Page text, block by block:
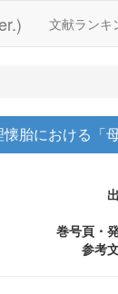
文献ランキ
懐胎における「
巻号頁・
参考